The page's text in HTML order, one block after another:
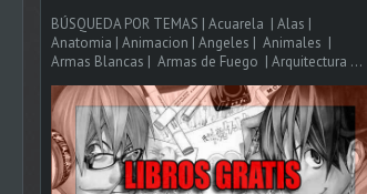
BÚSQUEDA POR TEMAS | Acuarela | Alas |
Anatomia | Animacion | Angeles | Animales |
Armas Blancas | Armas de Fuego | Arquitectura ...